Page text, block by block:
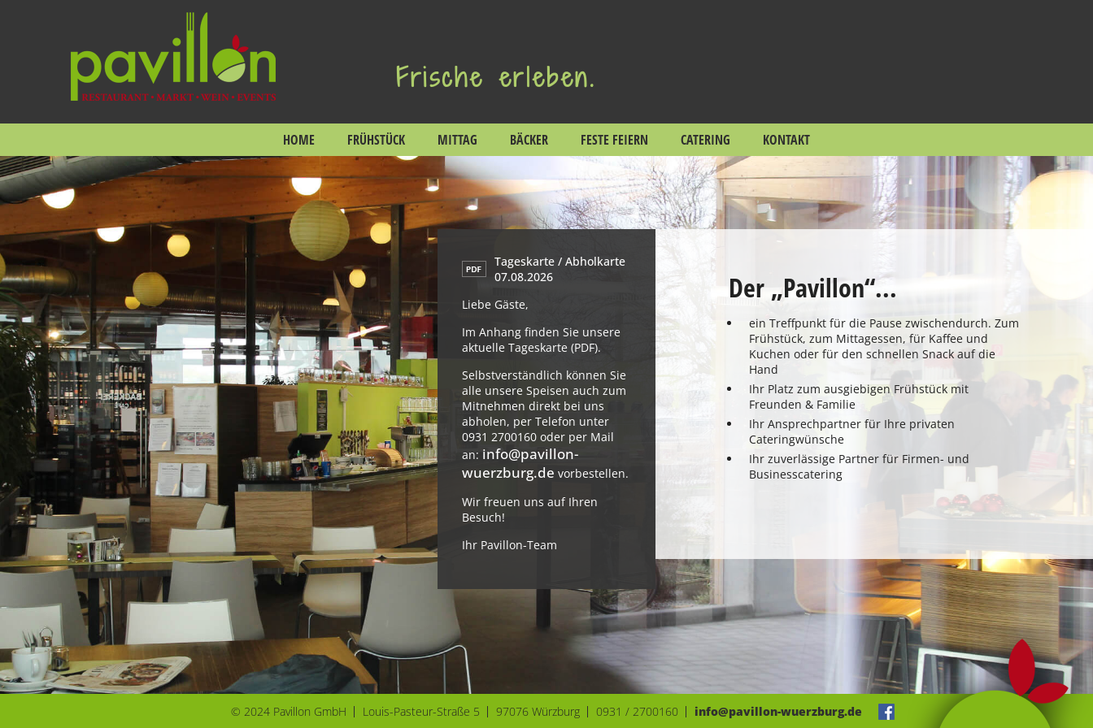
Frische erleben.
HOME FRÜHSTÜCK MITTAG BÄCKER FESTE FEIERN CATERING KONTAKT
Der „Pavillon“...
ein Treffpunkt für die Pause zwischendurch. Zum
Frühstück, zum Mittagessen, für Kaffee und
Kuchen oder für den schnellen Snack auf die
Hand
Ihr Platz zum ausgiebigen Frühstück mit
Freunden & Familie
Ihr Ansprechpartner für Ihre privaten
Cateringwünsche
Ihr zuverlässige Partner für Firmen- und
Businesscatering
Tageskarte / Abholkarte
07.08.2026
Liebe Gäste,
Im Anhang finden Sie unsere
aktu­elle Tages­karte (PDF).
Selbst­ver­ständ­lich können Sie
alle unsere Speisen auch zum
Mitnehmen direkt bei uns
abholen, per Telefon unter
0931 2700160 oder per Mail
an: info@pavillon-
wuerzburg.de vorbe­stellen.
Wir freuen uns auf Ihren
Besuch!
Ihr Pavillon-Team
© 2024 Pavillon GmbH Louis-Pasteur-Straße 5 97076 Würzburg 0931 / 2700160 info@pavillon-wuerzburg.de